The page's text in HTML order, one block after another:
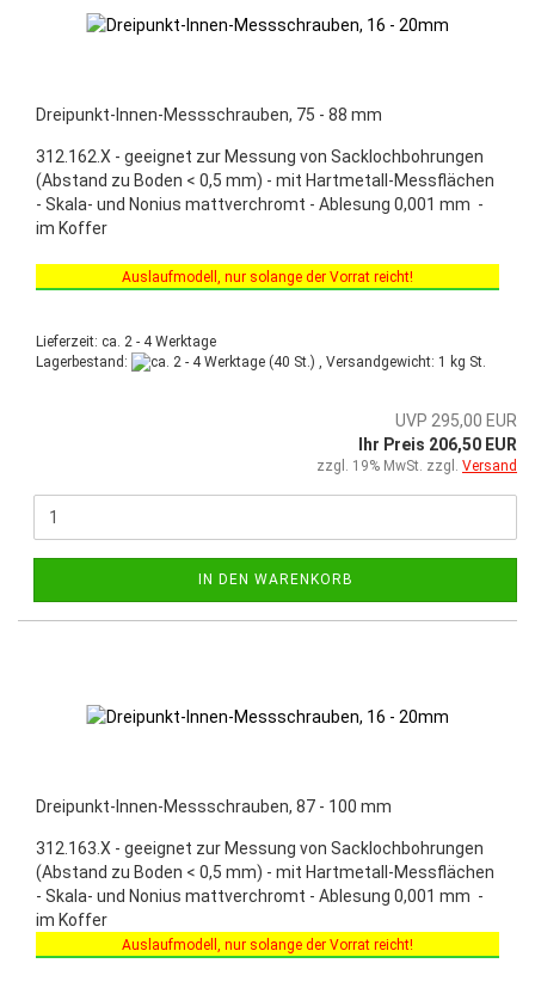
Dreipunkt-Innen-Messschrauben, 75 - 88 mm
312.162.X - geeignet zur Messung von Sacklochbohrungen
(Abstand zu Boden < 0,5 mm) - mit Hartmetall-Messflächen
- Skala- und Nonius mattverchromt - Ablesung 0,001 mm -
im Koffer
Auslaufmodell, nur solange der Vorrat reicht!
Sonderaktion vom 03.03.2025 bis 30.06.2025!
Lieferzeit: ca. 2 - 4 Werktage
Lagerbestand:
(40 St.) , Versandgewicht: 1 kg St.
UVP 295,00 EUR
Ihr Preis 206,50 EUR
zzgl. 19% MwSt. zzgl. Versand
IN DEN WARENKORB
Dreipunkt-Innen-Messschrauben, 87 - 100 mm
312.163.X - geeignet zur Messung von Sacklochbohrungen
(Abstand zu Boden < 0,5 mm) - mit Hartmetall-Messflächen
- Skala- und Nonius mattverchromt - Ablesung 0,001 mm -
im Koffer
Auslaufmodell, nur solange der Vorrat reicht!
Sonderaktion vom 03.03.2025 bis 30.06.2025!